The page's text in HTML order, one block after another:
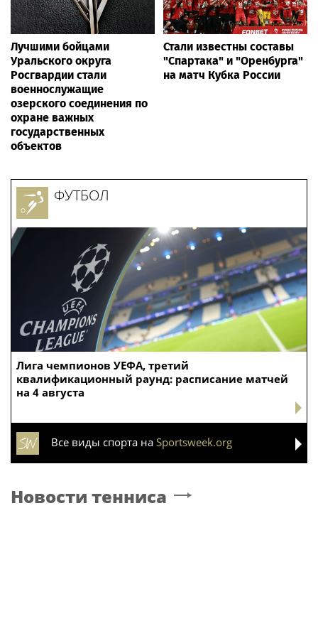
Лучшими бойцами
Уральского округа
Росгвардии стали
военнослужащие
озерского соединения по
охране важных
государственных
объектов
Стали известны составы
"Спартака" и "Оренбурга"
на матч Кубка России
Лига чемпионов УЕФА, третий
квалификационный раунд: расписание матчей
на 4 августа
ФУТБОЛ
Все виды спорта на Sportsweek.org
Новости тенниса